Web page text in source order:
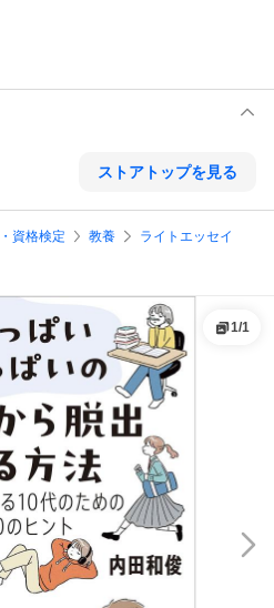
ストアトップを見る
資格検定 教養 ライトエッセイ
1/1